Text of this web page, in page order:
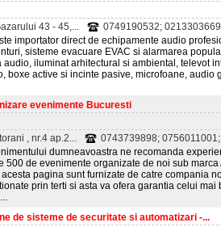
43 - 45,...
0749190532; 0213303669
importator direct de echipamente audio
sisteme evacuare EVAC si alarmarea
audio, iluminat arhitectural si ambiental, televot
boxe active si incinte pasive, microfoane, audio
evenimente Bucuresti
, nr.4 ap.2...
0743739898;
dumneavoastra ne recomanda
500 de evenimente organizate de noi sub marca
pagina sunt furnizate de catre compania
prin terti si asta va ofera garantia celui mai
de sisteme de securitate si automatizari -...